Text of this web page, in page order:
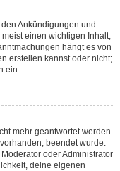
Ankündigungen und
einen wichtigen Inhalt,
hängt es von
erstellen kannst oder nicht;
ein.
mehr geantwortet werden
beendet wurde.
oder Administrator
deine eigenen